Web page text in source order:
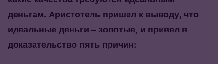
деньгам. Аристотель пришел к выводу, что
идеальные деньги – золотые, и привел в
доказательство пять причин: